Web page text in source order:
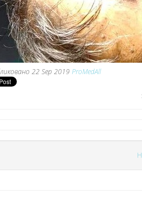
22 Sep 2019 ProMedAll